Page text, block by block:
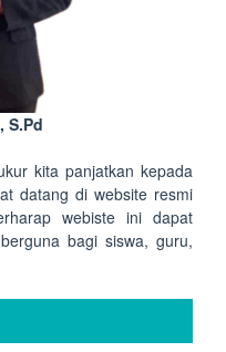
S.Pd
kita panjatkan kepada
datang di website resmi
webiste ini dapat
bagi siswa, guru,